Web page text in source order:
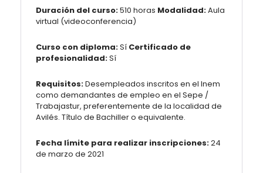
Duración del curso:510 horas Modalidad:Aula
virtual (videoconferencia)
Curso con diploma:Sí Certificado de
profesionalidad:Sí
Requisitos:Desempleados inscritos en el Inem
como demandantes de empleo en el Sepe /
Trabajastur, preferentemente de la localidad de
Avilés. Título de Bachiller o equivalente.
Fecha límite para realizar inscripciones:24
de marzo de 2021